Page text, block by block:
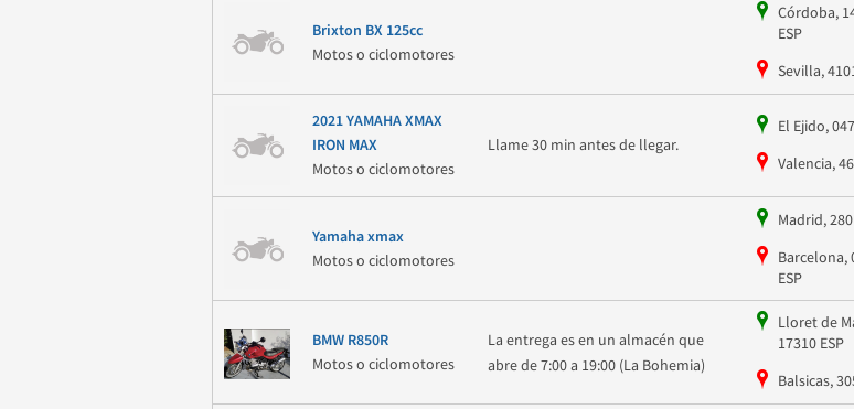
Brixton BX 125cc
Motos o ciclomotores
Córdoba,
ESP
Sevilla,
2021 YAMAHA XMAX
IRON MAX
Motos o ciclomotores
Llame 30 min antes de llegar.
El Ejido,
Valencia,
Yamaha xmax
Motos o ciclomotores
Madrid,
Barcelona,
ESP
BMW R850R
Motos o ciclomotores
La entrega es en un almacén que
abre de 7:00 a 19:00 (La Bohemia)
Lloret de
17310 ESP
Balsicas,